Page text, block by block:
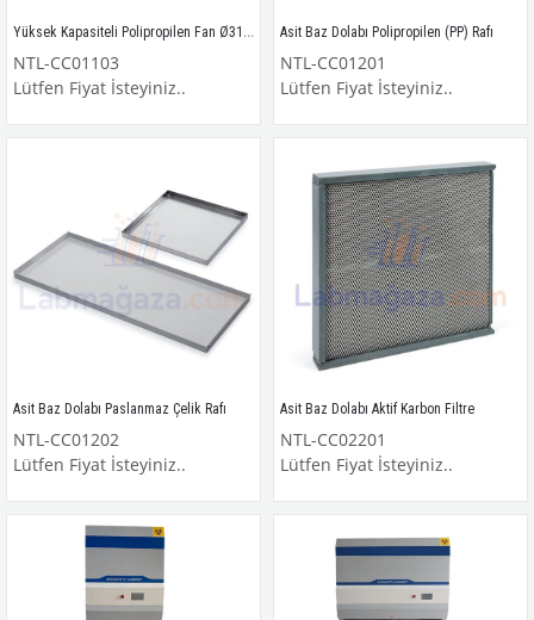
Yüksek Kapasiteli Polipropilen Fan Ø315mm
NTL-CC01103
Lütfen Fiyat İsteyiniz..
Asit Baz Dolabı Polipropilen (PP) Rafı
NTL-CC01201
Lütfen Fiyat İsteyiniz..
Asit Baz Dolabı Paslanmaz Çelik Rafı
NTL-CC01202
Lütfen Fiyat İsteyiniz..
Asit Baz Dolabı Aktif Karbon Filtre
NTL-CC02201
Lütfen Fiyat İsteyiniz..